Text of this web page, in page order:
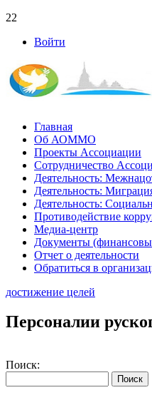
22
Войти
Главная
Об АОММО
Проекты Ассоциации
Сотрудничество
Деятельность:
Деятельность:
Деятельность:
Противодействие
Медиа-центр
Документы
Отчет о деятельности
Обратиться в
достижение целей
Персоналии
Поиск: